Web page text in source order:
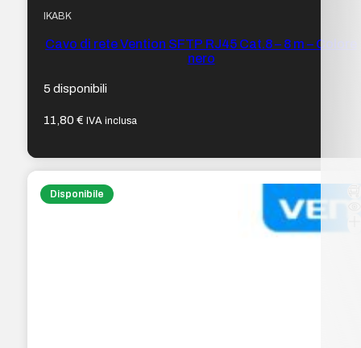
IKABK
Cavo di rete Vention SFTP RJ45 Cat.8 – 8 m – Colore
nero
5 disponibili
11,80€ IVA inclusa
Disponibile